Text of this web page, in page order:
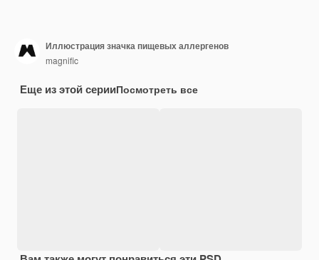
Иллюстрация значка пищевых аллергенов
magnific
Еще из этой серииПосмотреть все